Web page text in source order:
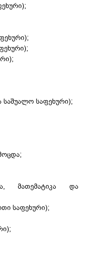
საშუალო საფეხური);
მათემატიკა და
საფეხური);